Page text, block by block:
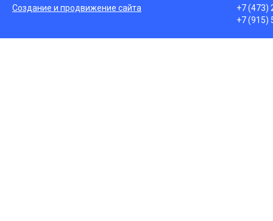
Создание и продвижение сайта
+7 (473)
+7 (915)